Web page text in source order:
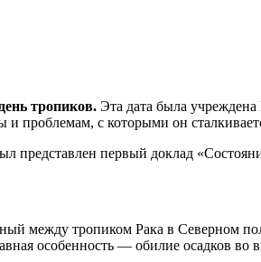
тропиков. Эта дата была
и проблемам, с которыми он
представлен первый доклад
между тропиком Рака в Северном
особенность — обилие осадков во